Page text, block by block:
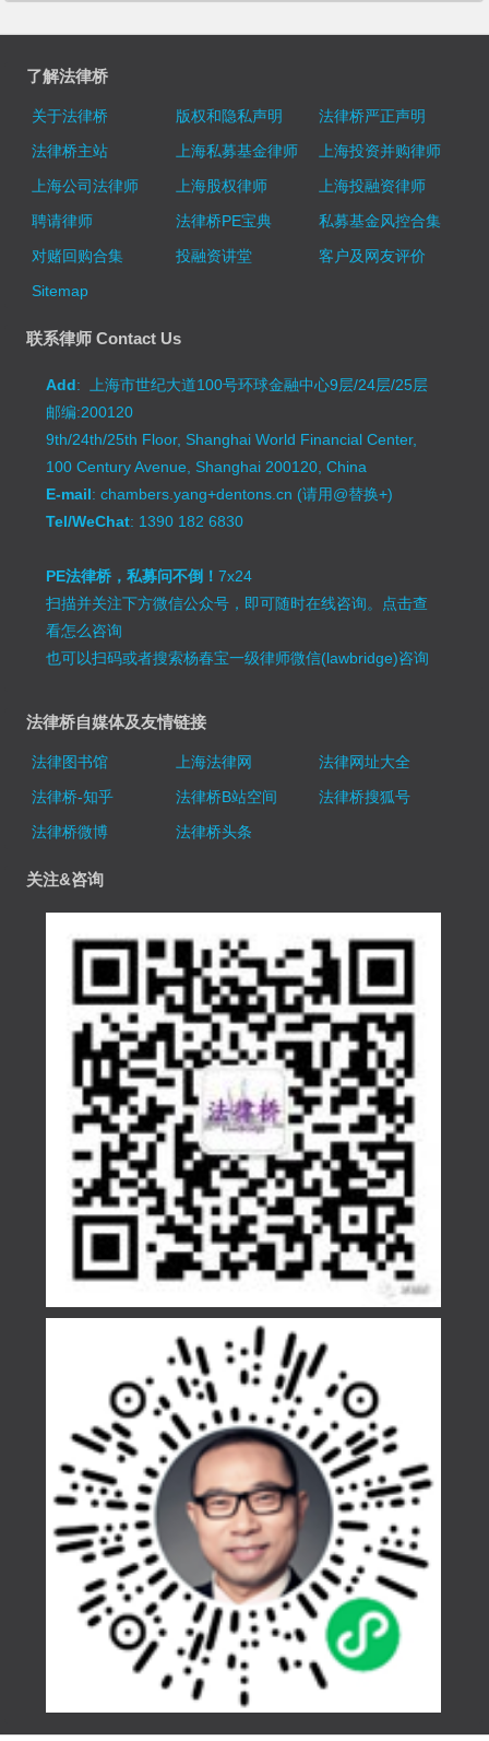
了解法律桥
关于法律桥 版权和隐私声明
法律桥严正声明
法律桥主站
上海私募基金律师
上海投资并购律师
上海公司法律师
上海股权律师
上海投融资律师
聘请律师
法律桥PE宝典
私募基金风控合集
对赌回购合集
投融资讲堂
客户及网友评价
Sitemap
联系律师 Contact Us
Add: 上海市世纪大道100号环球金融中心9层/24层/25层
邮编:200120
9th/24th/25th Floor, Shanghai World Financial Center,
100 Century Avenue, Shanghai 200120, China
E-mail: chambers.yang+dentons.cn (请用@替换+)
Tel/WeChat: 1390 182 6830
PE法律桥，私募问不倒！7x24
扫描并关注下方微信公众号，即可随时在线咨询。 点击查
看怎么咨询
也可以扫码或者搜索杨春宝一级律师微信(lawbridge)咨询
法律桥自媒体及友情链接
法律图书馆 上海法律网
法律网址大全
法律桥-知乎
法律桥B站空间
法律桥搜狐号
法律桥微博
法律桥头条
关注&咨询